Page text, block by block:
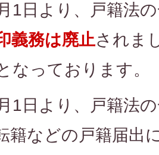
1日より、戸籍法
義務は廃止されま
なっております。
1日より、戸籍法
籍などの戸籍届出